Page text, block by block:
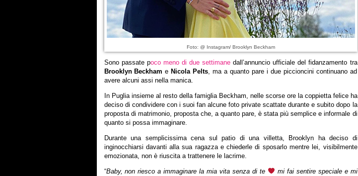
Foto: @ Instagram/ Brooklyn Beckham
Sono passate poco meno di due settimane dall’annuncio ufficiale del fidanzamento tra
Brooklyn Beckhame Nicola Pelts, ma a quanto pare i due piccioncini continuano ad
avere alcuni assi nella manica.
In Puglia insieme al resto della famiglia Beckham, nelle scorse ore la coppietta felice ha
deciso di condividere con i suoi fan alcune foto private scattate durante e subito dopo la
proposta di matrimonio, proposta che, a quanto pare, è stata più semplice e informale di
quanto si possa immaginare.
Durante una semplicissima cena sul patio di una villetta, Brooklyn ha deciso di
inginocchiarsi davanti alla sua ragazza e chiederle di sposarlo mentre lei, visibilmente
emozionata, non è riuscita a trattenere le lacrime.
“Baby, non riesco a immaginare la mia vita senza di te
mi fai sentire speciale e mi